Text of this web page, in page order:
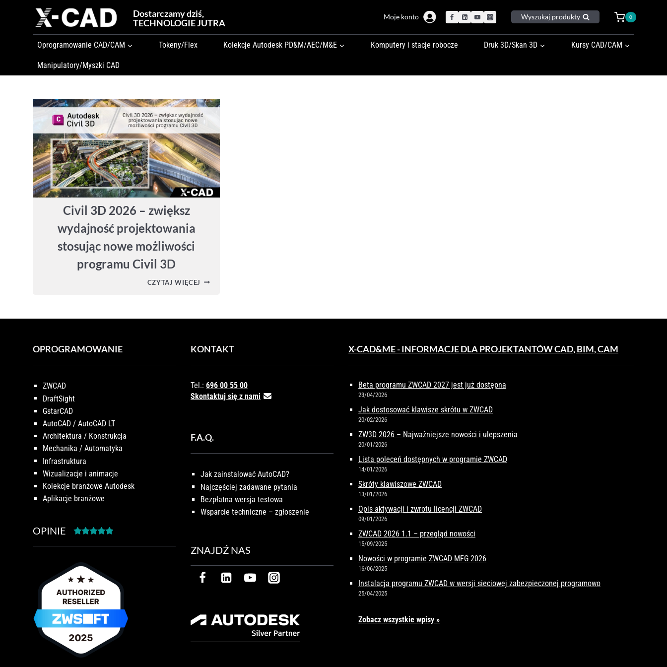
Dostarczamy dziś,
TECHNOLOGIE JUTRA
Moje konto Wyszukaj produkty 0
Oprogramowanie CAD/CAM Tokeny/Flex Kolekcje Autodesk PD&M/AEC/M&E Komputery i stacje robocze Druk 3D/Skan 3D Kursy CAD/CAM
Manipulatory/Myszki CAD
Civil 3D 2026 – zwiększ
wydajność projektowania
stosując nowe możliwości
programu Civil 3D
CZYTAJ WIĘCEJ CIVIL
NOWE
PROGRAMU
3D
OPROGRAMOWANIE
ZWCAD
DraftSight
GstarCAD
AutoCAD / AutoCAD LT
Architektura / Konstrukcja
Mechanika / Automatyka
Infrastruktura
Wizualizacje i animacje
Kolekcje branżowe Autodesk
Aplikacje branżowe
OPINIE
KONTAKT
Tel.: 696 00 55 00
Skontaktuj się z nami
F.A.Q.
Jak zainstalować AutoCAD?
Najczęściej zadawane pytania
Bezpłatna wersja testowa
Wsparcie techniczne – zgłoszenie
ZNAJDŹ NAS
X-CAD&ME - INFORMACJE DLA PROJEKTANTÓW CAD, BIM, CAM
Beta programu ZWCAD 2027 jest już dostępna
23/04/2026
Jak dostosować klawisze skrótu w ZWCAD
20/02/2026
ZW3D 2026 – Najważniejsze nowości i ulepszenia
20/01/2026
Lista poleceń dostępnych w programie ZWCAD
14/01/2026
Skróty klawiszowe ZWCAD
13/01/2026
Opis aktywacji i zwrotu licencji ZWCAD
09/01/2026
ZWCAD 2026 1.1 – przegląd nowości
15/09/2025
Nowości w programie ZWCAD MFG 2026
16/06/2025
Instalacja programu ZWCAD w wersji sieciowej zabezpieczonej programowo
25/04/2025
Zobacz wszystkie wpisy »